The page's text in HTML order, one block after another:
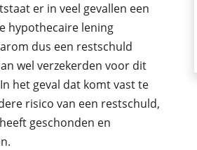
er in veel gevallen een
hypothecaire lening
dus een restschuld
wel verzekerden voor dit
het geval dat komt vast te
risico van een restschuld,
heeft geschonden en